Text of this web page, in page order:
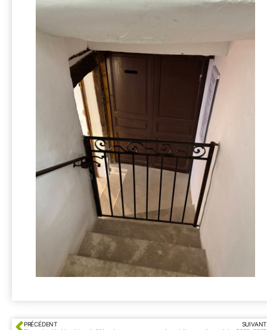
PRÉCÉDENT
SUIVANT